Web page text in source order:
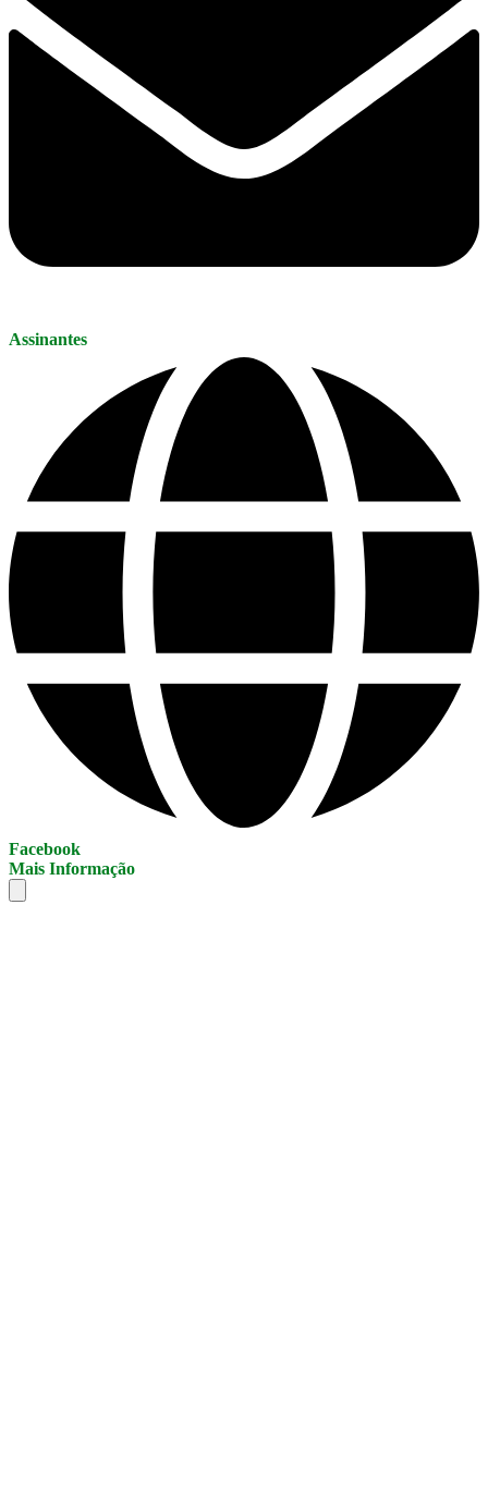
Assinantes
Facebook
Mais Informação